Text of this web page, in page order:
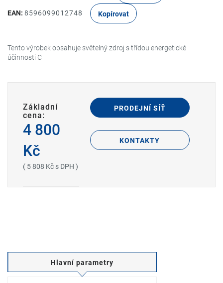
EAN: 8596099012748 Kopírovat
Tento výrobek obsahuje světelný zdroj s třídou energetické
účinnosti C
Základní
cena:
4 800
Kč
( 5 808 Kč s DPH )
PRODEJNÍ SÍŤ
KONTAKTY
Hlavní parametry